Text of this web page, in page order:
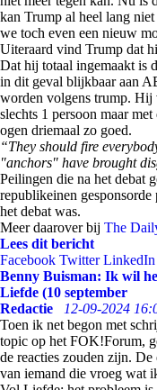
kan Trump al heel lang
we toch even een nieuw
Uiteraard vind Trump dat
Dat hij totaal ingemaakt is
in dit geval blijkbaar aan
worden volgens trump. Hij
slechts 1 persoon maar
ogen driemaal zo goed.
“They should fire
"anchors" have brought
Peilingen die na het debat
republikeinen
het debat was.
Meer daarover bij The
Lees dit bericht
Facebook Twitter LinkedIn
Benny Buisman: Ik wil
Liefde (10 september
Redactie
12-09-2024
Toen ik net begon met
topic op het FOK!Forum,
de reacties zouden zijn.
van iemand die vroeg wat